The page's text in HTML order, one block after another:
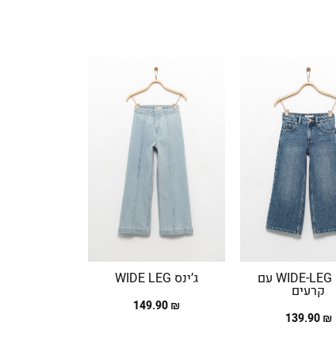
ג’ינס WIDE-LEG עם
קרעים
₪ 139.90
ג’ינס WIDE LEG
₪ 149.90